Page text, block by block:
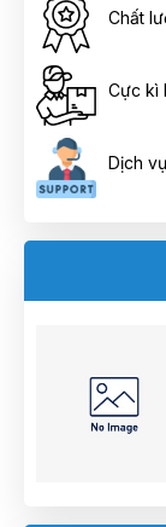
Chất
Cực kì
Dịch